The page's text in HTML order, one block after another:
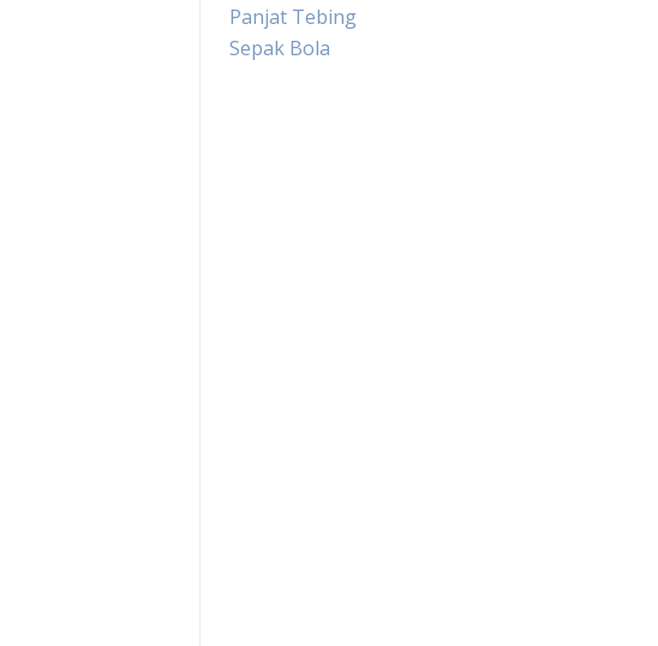
Panjat Tebing
Sepak Bola